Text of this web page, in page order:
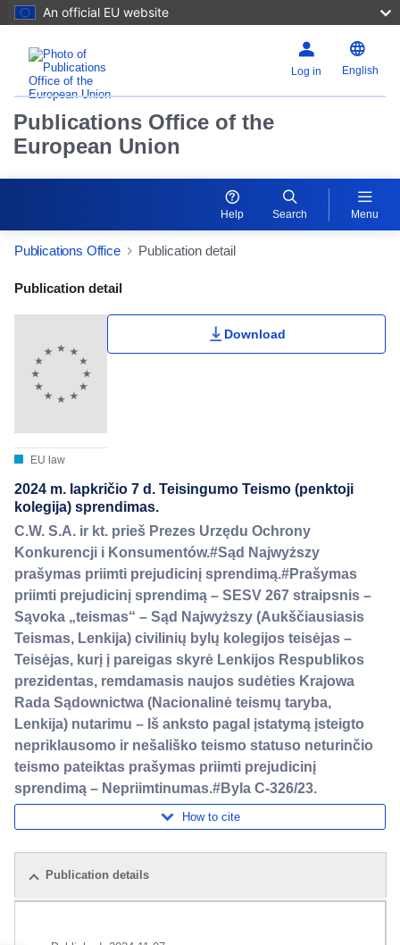
An official EU website
Log in English
Publications Office of the
European Union
Help Search Menu
Publications Office Publication detail
Publication Detail Actions Portlet
Publication detail
EU law
Download
2024 m. lapkričio 7 d. Teisingumo Teismo (penktoji
kolegija) sprendimas.
C.W. S.A. ir kt. prieš Prezes Urzędu Ochrony
Konkurencji i Konsumentów.#Sąd Najwyższy
prašymas priimti prejudicinį sprendimą.#Prašymas
priimti prejudicinį sprendimą – SESV 267 straipsnis –
Sąvoka „teismas“ – Sąd Najwyższy (Aukščiausiasis
Teismas, Lenkija) civilinių bylų kolegijos teisėjas –
Teisėjas, kurį į pareigas skyrė Lenkijos Respublikos
prezidentas, remdamasis naujos sudėties Krajowa
Rada Sądownictwa (Nacionalinė teismų taryba,
Lenkija) nutarimu – Iš anksto pagal įstatymą įsteigto
nepriklausomo ir nešališko teismo statuso neturinčio
teismo pateiktas prašymas priimti prejudicinį
sprendimą – Nepriimtinumas.#Byla C-326/23.
How to cite
Publication details